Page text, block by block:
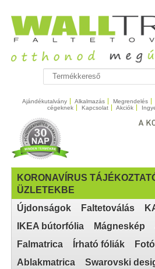
Ajándékutalvány Alkalmazás Megrendelés
cégeknek
Kapcsolat Akciók
KORONAVÍRUS
ÜZLETEKBE
Újdonságok
Faltetoválás
IKEA bútorfólia
Mágneskép
Falmatrica
Írható fóliák
Ablakmatrica
Swarovski